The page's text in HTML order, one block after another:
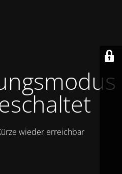
wieder erreichbar